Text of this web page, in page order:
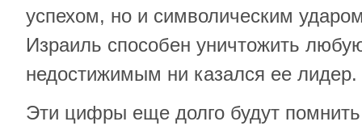
успехом, но и символическим
Израиль способен уничтожить
недостижимым ни казался ее
Эти цифры еще долго будут